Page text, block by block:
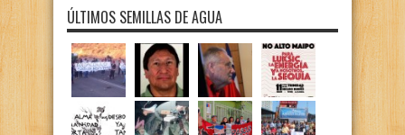
ÚLTIMOS SEMILLAS DE AGUA